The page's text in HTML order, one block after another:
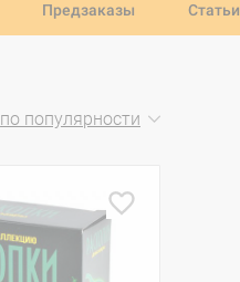
Предзаказы Статьи
по популярности